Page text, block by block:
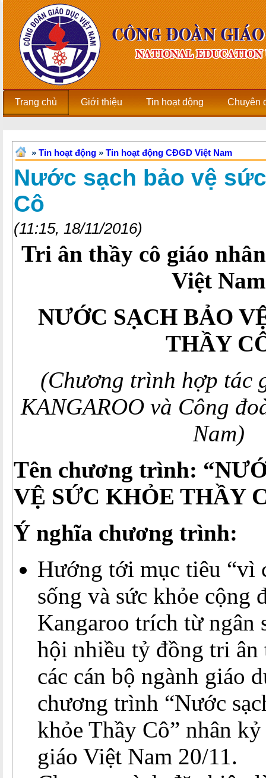
Trang chủ Giới thiệu Tin hoạt động Chuyên
» Tin hoạt động » Tin hoạt động CĐGD Việt Nam
Nước sạch bảo vệ
Cô
(11:15, 18/11/2016)
Tri ân thầy cô giáo
Việt Nam
NƯỚC SẠCH BẢO
THẦY
(Chương trình hợp tác
KANGAROO và Công
Nam)
Tên chương trình:
VỆ SỨC KHỎE THẦY
Ý nghĩa chương trình:
Hướng tới mục tiêu “vì
sống và sức khỏe cộng
Kangaroo trích từ ngân
hội nhiều tỷ đồng tri ân
các cán bộ ngành giáo
chương trình “Nước
khỏe Thầy Cô” nhân
giáo Việt Nam 20/11.